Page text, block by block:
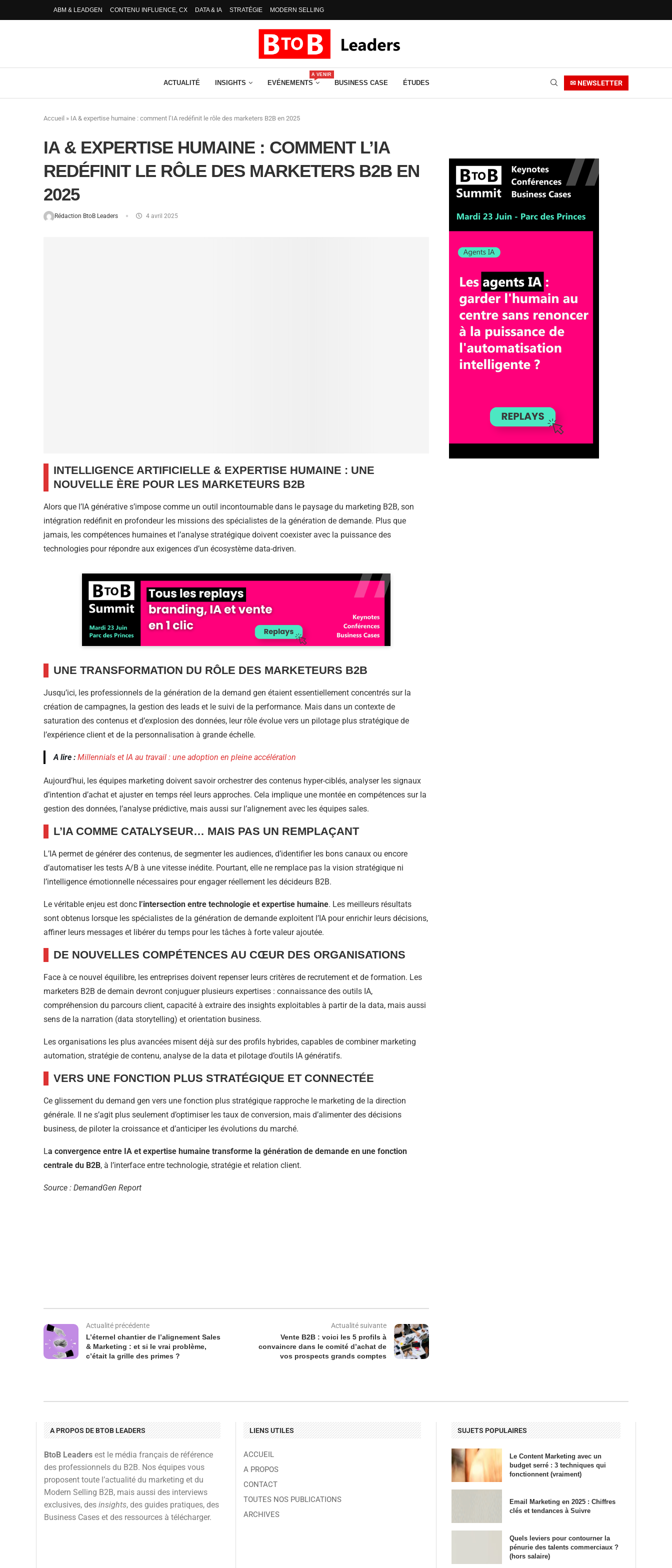
ABM & LEADGEN CONTENU INFLUENCE, CX DATA & IA STRATÉGIE MODERN SELLING
ACTUALITÉ INSIGHTS EVÉNEMENTS
A VENIR
BUSINESS CASE ÉTUDES ✉ NEWSLETTER
Accueil » IA & expertise humaine : comment l’IA redéfinit le rôle des marketers B2B en 2025
IA & EXPERTISE HUMAINE : COMMENT L’IA
REDÉFINIT LE RÔLE DES MARKETERS B2B EN
2025
Rédaction BtoB Leaders 4 avril 2025
INTELLIGENCE ARTIFICIELLE & EXPERTISE HUMAINE : UNE
NOUVELLE ÈRE POUR LES MARKETEURS B2B
Alors que l’IA générative s’impose comme un outil incontournable dans le paysage du marketing B2B, son
intégration redéfinit en profondeur les missions des spécialistes de la génération de demande. Plus que
jamais, les compétences humaines et l’analyse stratégique doivent coexister avec la puissance des
technologies pour répondre aux exigences d’un écosystème data-driven.
UNE TRANSFORMATION DU RÔLE DES MARKETEURS B2B
Jusqu’ici, les professionnels de la génération de la demand gen étaient essentiellement concentrés sur la
création de campagnes, la gestion des leads et le suivi de la performance. Mais dans un contexte de
saturation des contenus et d’explosion des données, leur rôle évolue vers un pilotage plus stratégique de
l’expérience client et de la personnalisation à grande échelle.
A lire : Millennials et IA au travail : une adoption en pleine accélération
Aujourd’hui, les équipes marketing doivent savoir orchestrer des contenus hyper-ciblés, analyser les signaux
d’intention d’achat et ajuster en temps réel leurs approches. Cela implique une montée en compétences sur la
gestion des données, l’analyse prédictive, mais aussi sur l’alignement avec les équipes sales.
L’IA COMME CATALYSEUR… MAIS PAS UN REMPLAÇANT
L’IA permet de générer des contenus, de segmenter les audiences, d’identifier les bons canaux ou encore
d’automatiser les tests A/B à une vitesse inédite. Pourtant, elle ne remplace pas la vision stratégique ni
l’intelligence émotionnelle nécessaires pour engager réellement les décideurs B2B.
Le véritable enjeu est donc l’intersection entre technologie et expertise humaine. Les meilleurs résultats
sont obtenus lorsque les spécialistes de la génération de demande exploitent l’IA pour enrichir leurs décisions,
affiner leurs messages et libérer du temps pour les tâches à forte valeur ajoutée.
DE NOUVELLES COMPÉTENCES AU CŒUR DES ORGANISATIONS
Face à ce nouvel équilibre, les entreprises doivent repenser leurs critères de recrutement et de formation. Les
marketers B2B de demain devront conjuguer plusieurs expertises : connaissance des outils IA,
compréhension du parcours client, capacité à extraire des insights exploitables à partir de la data, mais aussi
sens de la narration (data storytelling) et orientation business.
Les organisations les plus avancées misent déjà sur des profils hybrides, capables de combiner marketing
automation, stratégie de contenu, analyse de la data et pilotage d’outils IA génératifs.
VERS UNE FONCTION PLUS STRATÉGIQUE ET CONNECTÉE
Ce glissement du demand gen vers une fonction plus stratégique rapproche le marketing de la direction
générale. Il ne s’agit plus seulement d’optimiser les taux de conversion, mais d’alimenter des décisions
business, de piloter la croissance et d’anticiper les évolutions du marché.
La convergence entre IA et expertise humaine transforme la génération de demande en une fonction
centrale du B2B, à l’interface entre technologie, stratégie et relation client.
Source : DemandGen Report
Actualité précédente
L’éternel chantier de l’alignement Sales
& Marketing : et si le vrai problème,
c’était la grille des primes ?
Actualité suivante
Vente B2B : voici les 5 profils à
convaincre dans le comité d’achat de
vos prospects grands comptes
A PROPOS DE BTOB LEADERS
BtoB Leaders est le média français de référence
des professionnels du B2B. Nos équipes vous
proposent toute l’actualité du marketing et du
Modern Selling B2B, mais aussi des interviews
exclusives, des insights, des guides pratiques, des
Business Cases et des ressources à télécharger.
LIENS UTILES
ACCUEIL
A PROPOS
CONTACT
TOUTES NOS PUBLICATIONS
ARCHIVES
SUJETS POPULAIRES
Le Content Marketing avec un
budget serré : 3 techniques qui
fonctionnent (vraiment)
Email Marketing en 2025 : Chiffres
clés et tendances à Suivre
Quels leviers pour contourner la
pénurie des talents commerciaux ?
(hors salaire)